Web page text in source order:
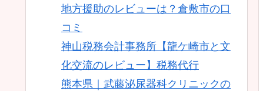
地方援助のレビューは？倉敷市の口
コミ
神山税務会計事務所【龍ケ崎市と文
化交流のレビュー】税務代行
熊本県｜武藤泌尿器科クリニックの